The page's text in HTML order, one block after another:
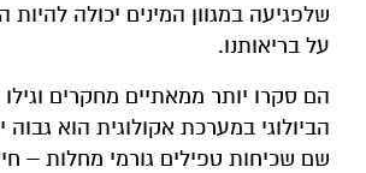
שלפגיעה במגוון המינים יכולה
על בריאותנו.
הם סקרו יותר ממאתיים מחקרים
הביולוגי במערכת אקולוגית הוא גבוה
שם שכיחות טפילים גורמי מחלות –